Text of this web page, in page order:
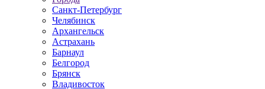
Санкт-Петербург
Челябинск
Архангельск
Астрахань
Барнаул
Белгород
Брянск
Владивосток